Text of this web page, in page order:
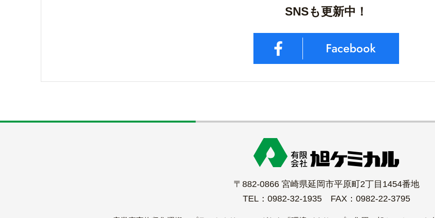
SNSも更新中！
Facebook
〒882-0866 宮崎県延岡市平原町2丁目1454番地
TEL：0982-32-1935 FAX：0982-22-3795